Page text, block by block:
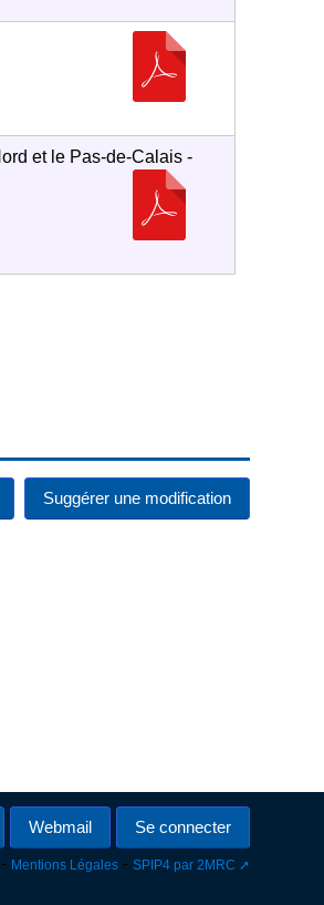
et le Pas-de-Calais -
Suggérer une modification
Webmail Se connecter
Mentions Légales- SPIP4 par 2MRC